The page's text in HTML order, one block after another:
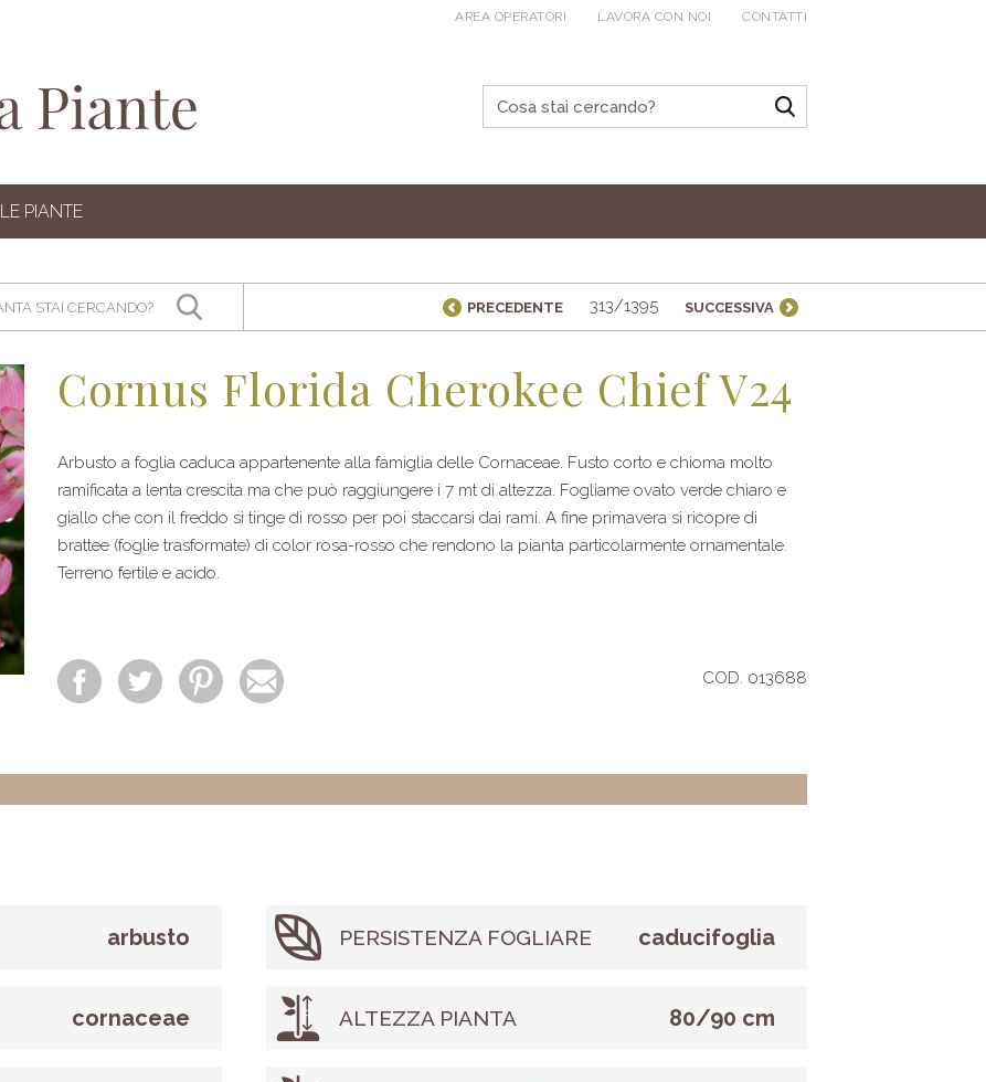
AREA OPERATORI LAVORA CON NOI CONTATTI
LE PIANTE
PRECEDENTE 313/1395 SUCCESSIVA
Cornus Florida Cherokee Chief V24
Arbusto a foglia caduca appartenente alla famiglia delle Cornaceae. Fusto corto e chioma molto
ramificata a lenta crescita ma che può raggiungere i 7 mt di altezza. Fogliame ovato verde chiaro e
giallo che con il freddo si tinge di rosso per poi staccarsi dai rami. A fine primavera si ricopre di
brattee (foglie trasformate) di color rosa-rosso che rendono la pianta particolarmente ornamentale.
Terreno fertile e acido.
COD. 013688
arbusto PERSISTENZA FOGLIARE caducifoglia
cornaceae ALTEZZA PIANTA 80/90 cm